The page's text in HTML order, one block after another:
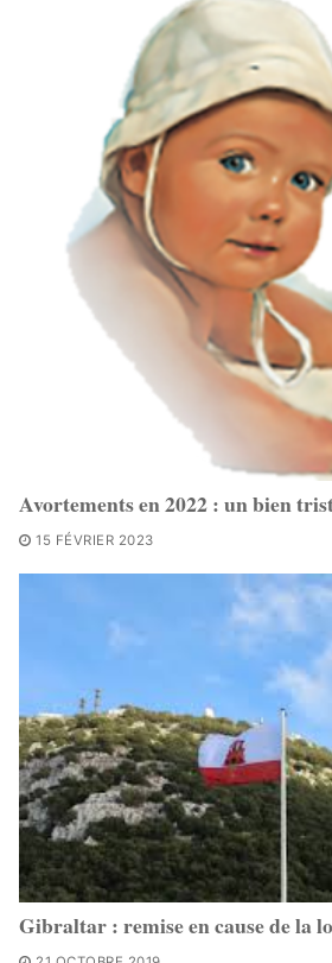
Avortements en 2022 : un bien
15 FÉVRIER 2023
Gibraltar : remise en cause de la